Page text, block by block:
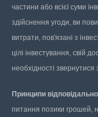
частини або всієї суми
здійснення угоди, ви
витрати, пов'язані з
цілі інвестування, свій
необхідності
Принципи
питання позики грошей,